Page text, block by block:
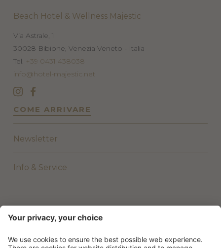
Beach Hotel & Wellness Majestic
Via Astrale, 1
30028 Bibione, Venezia Veneto - Italia
Tel. +39 0431 438038
info@hotel-majestic.net
COME ARRIVARE
Newsletter
Info & Service